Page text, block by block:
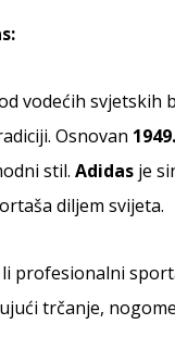
vodećih svjetskih
Osnovan
stil. Adidasje
diljem svijeta.
li profesionalni
trčanje,